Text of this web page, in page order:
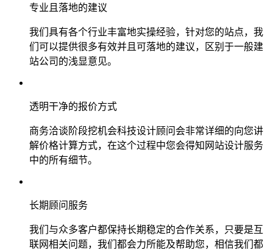
专业且落地的建议
我们具有各个行业丰富地实操经验，针对您的站点，我
们可以提供很多有效并且可落地的建议，区别于一般建
站公司的浅显意见。
透明干净的报价方式
商务洽谈阶段挖机会科技设计顾问会非常详细的向您讲
解价格计算方式，在这个过程中您会得知网站设计服务
中的所有细节。
长期顾问服务
我们与众多客户都保持长期稳定的合作关系，只要是互
联网相关问题，我们都会力所能及帮助您，相信我们都